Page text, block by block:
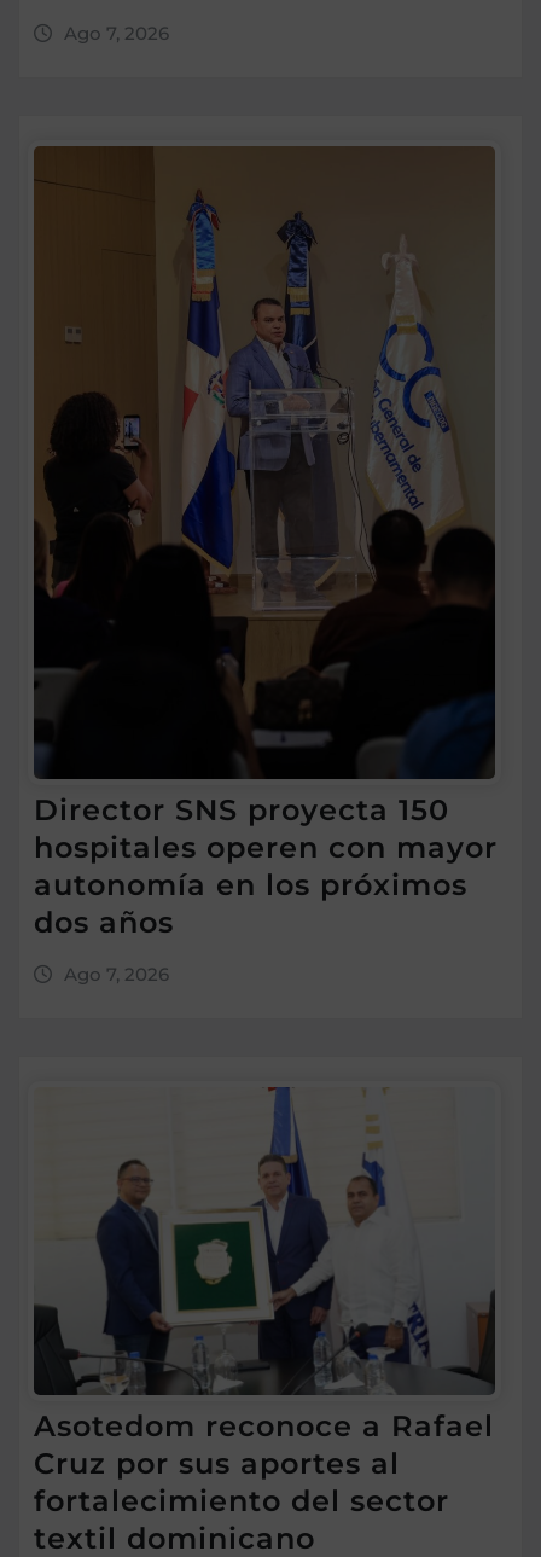
Ago 7, 2026
Director SNS proyecta 150
hospitales operen con mayor
autonomía en los próximos
dos años
Ago 7, 2026
Asotedom reconoce a Rafael
Cruz por sus aportes al
fortalecimiento del sector
textil dominicano